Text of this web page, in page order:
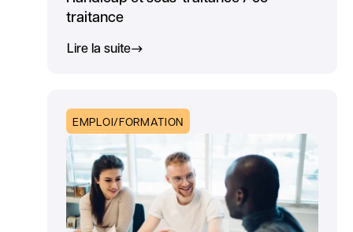
traitance
Lire la suite
EMPLOI/FORMATION